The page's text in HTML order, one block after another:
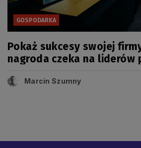
GOSPODARKA
Pokaż sukcesy swojej
nagroda czeka na liderów
Marcin Szumny